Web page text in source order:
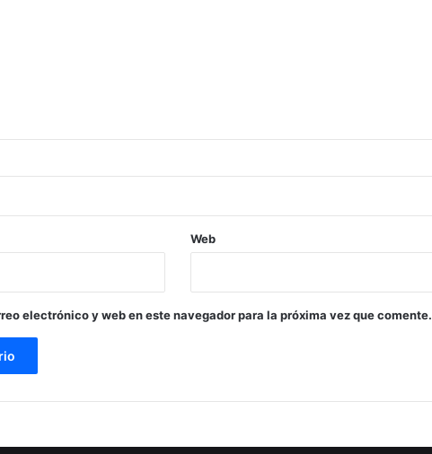
Web
electrónico y web en este navegador para la próxima vez que comente.